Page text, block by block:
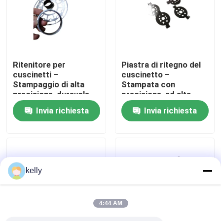
Mostra VR
Circa noi
Giro della fabbrica
Controllo di qualità
Notizie
Ritenitore per
cuscinetti –
Stampaggio di alta
precisione, durevole,
resistente alla
corrosione,
personalizzabile
Invia richiesta
Piastra di ritegno del
cuscinetto –
Stampata con
precisione, ad alta
resistenza, resistente
alla corrosione, OEM
personalizzato
Invia richiesta
kelly
4:44 AM